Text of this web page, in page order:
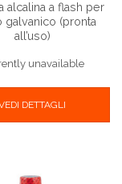
alcalina a flash per
galvanico (pronta
all’uso)
unavailable
DETTAGLI